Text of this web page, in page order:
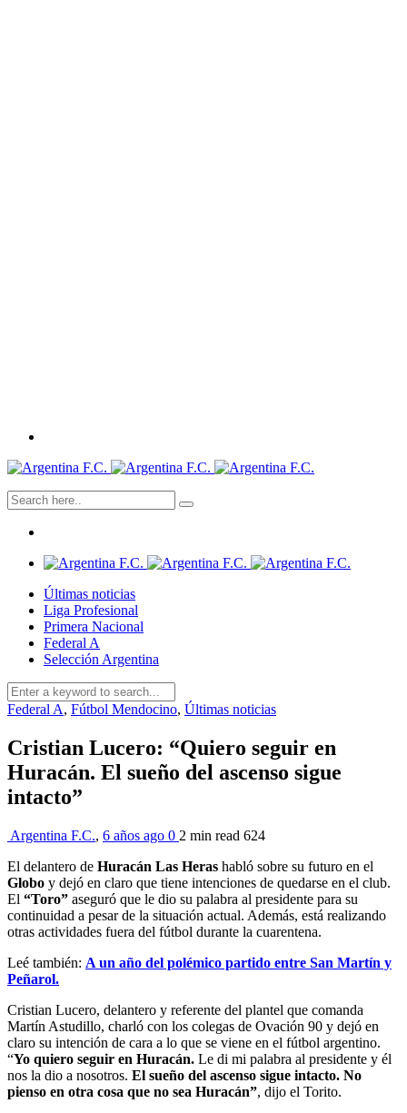
Últimas noticias
Liga Profesional
Primera Nacional
Federal A
Selección Argentina
Federal A, Fútbol Mendocino, Últimas noticias
Cristian Lucero: “Quiero seguir en
Huracán. El sueño del ascenso sigue
intacto”
Argentina F.C., 6 años ago 0 2 min read 624
El delantero de Huracán Las Heras habló sobre su futuro en el
Globo y dejó en claro que tiene intenciones de quedarse en el club.
El “Toro” aseguró que le dio su palabra al presidente para su
continuidad a pesar de la situación actual. Además, está realizando
otras actividades fuera del fútbol durante la cuarentena.
Leé también: A un año del polémico partido entre San Martín y
Peñarol.
Cristian Lucero, delantero y referente del plantel que comanda
Martín Astudillo, charló con los colegas de Ovación 90 y dejó en
claro su intención de cara a lo que se viene en el fútbol argentino.
“Yo quiero seguir en Huracán. Le di mi palabra al presidente y él
nos la dio a nosotros. El sueño del ascenso sigue intacto. No
pienso en otra cosa que no sea Huracán”, dijo el Torito.